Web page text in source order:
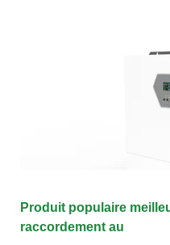
Produit populaire
raccordement au